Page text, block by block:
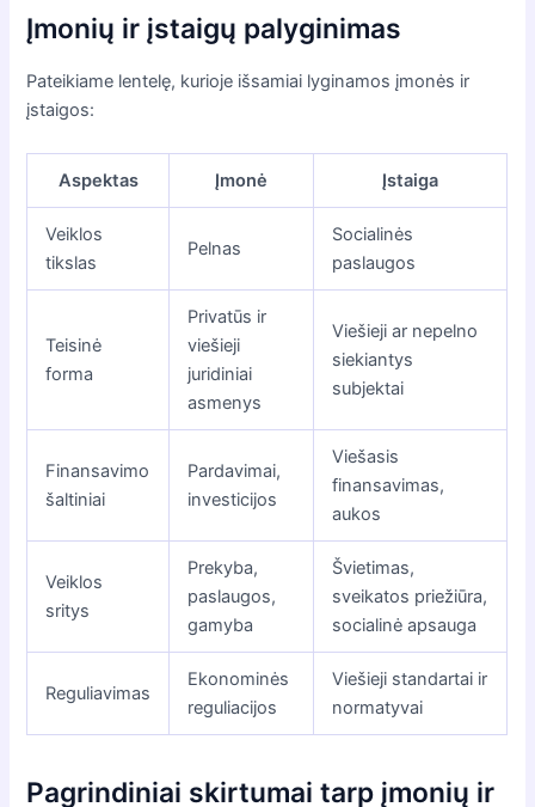
Įmonių ir įstaigų palyginimas
Pateikiame lentelę, kurioje išsamiai lyginamos įmonės ir
įstaigos:
Aspektas Įmonė Įstaiga
Veiklos
tikslas
Pelnas
Socialinės
paslaugos
Teisinė
forma
Privatūs ir
viešieji
juridiniai
asmenys
Viešieji ar nepelno
siekiantys
subjektai
Finansavimo
šaltiniai
Pardavimai,
investicijos
Viešasis
finansavimas,
aukos
Veiklos
sritys
Prekyba,
paslaugos,
gamyba
Švietimas,
sveikatos priežiūra,
socialinė apsauga
Reguliavimas
Ekonominės
reguliacijos
Viešieji standartai ir
normatyvai
Pagrindiniai skirtumai tarp įmonių ir